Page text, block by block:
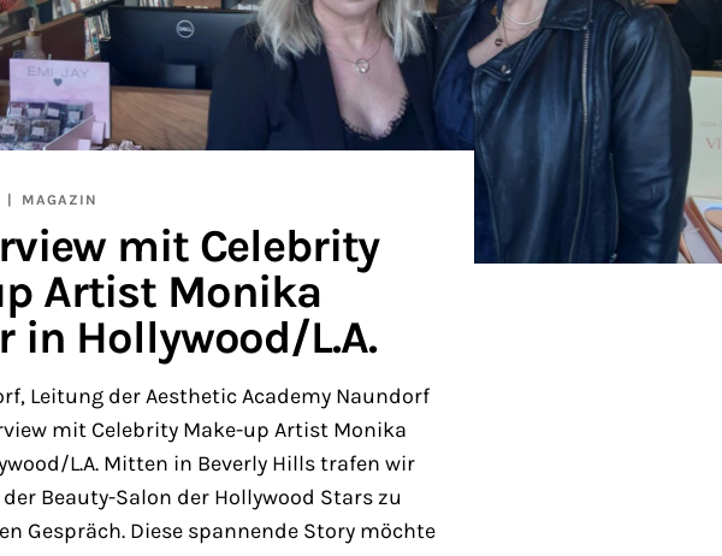
MAGAZIN
mit Celebrity
Artist Monika
in Hollywood/L.A.
Leitung der Aesthetic Academy Naundorf
mit Celebrity Make-up Artist Monika
L.A. Mitten in Beverly Hills trafen wir
der Beauty-Salon der Hollywood Stars zu
Gespräch. Diese spannende Story möchte